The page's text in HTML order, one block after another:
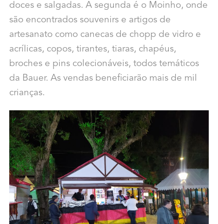
doces e salgadas. A segunda é o Moinho, onde
são encontrados souvenirs e artigos de
artesanato como canecas de chopp de vidro e
acrílicas, copos, tirantes, tiaras, chapéus,
broches e pins colecionáveis, todos temáticos
da Bauer. As vendas beneficiarão mais de mil
crianças.